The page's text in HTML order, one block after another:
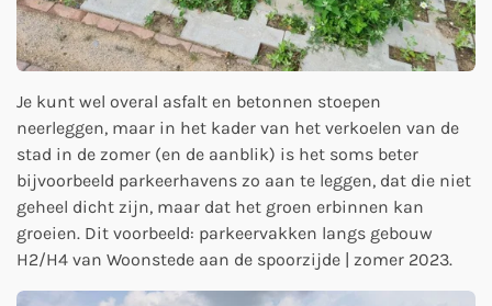
Je kunt wel overal asfalt en betonnen stoepen
neerleggen, maar in het kader van het verkoelen van de
stad in de zomer (en de aanblik) is het soms beter
bijvoorbeeld parkeerhavens zo aan te leggen, dat die niet
geheel dicht zijn, maar dat het groen erbinnen kan
groeien. Dit voorbeeld: parkeervakken langs gebouw
H2/H4 van Woonstede aan de spoorzijde | zomer 2023.